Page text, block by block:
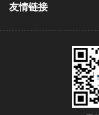
友情链接